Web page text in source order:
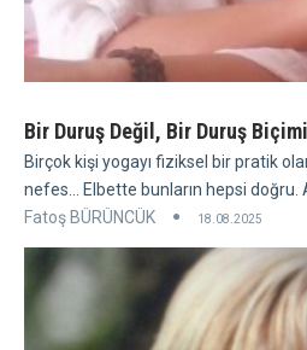
Bir Duruş Değil, Bir Duruş
Birçok kişi yogayı fiziksel bir pratik
nefes... Elbette bunların hepsi doğru.
Fatoş BÜRÜNCÜK
18.08.2025